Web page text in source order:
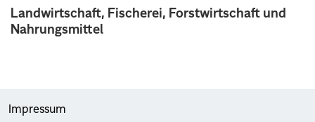
Landwirtschaft, Fischerei, Forstwirtschaft und
Nahrungsmittel
Impressum